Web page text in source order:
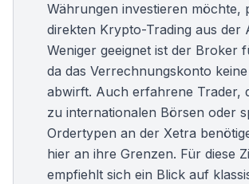
Währungen investieren möchte,
direkten Krypto-Trading aus der
Weniger geeignet ist der Broker
da das Verrechnungskonto keine
abwirft. Auch erfahrene Trader,
zu internationalen Börsen oder
Ordertypen an der Xetra
hier an ihre Grenzen. Für diese
empfiehlt sich ein Blick auf